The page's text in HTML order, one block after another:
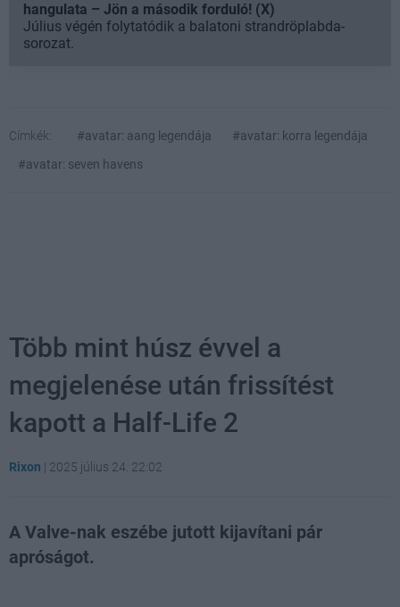
hangulata – Jön a második forduló! (X)
Július végén folytatódik a balatoni strandröplabda-
sorozat.
Címkék: #avatar: aang legendája
#avatar: korra legendája
#avatar: seven havens
Több mint húsz évvel a
megjelenése után frissítést
kapott a Half-Life 2
Rixon | 2025 július 24. 22:02
A Valve-nak eszébe jutott kijavítani pár
apróságot.